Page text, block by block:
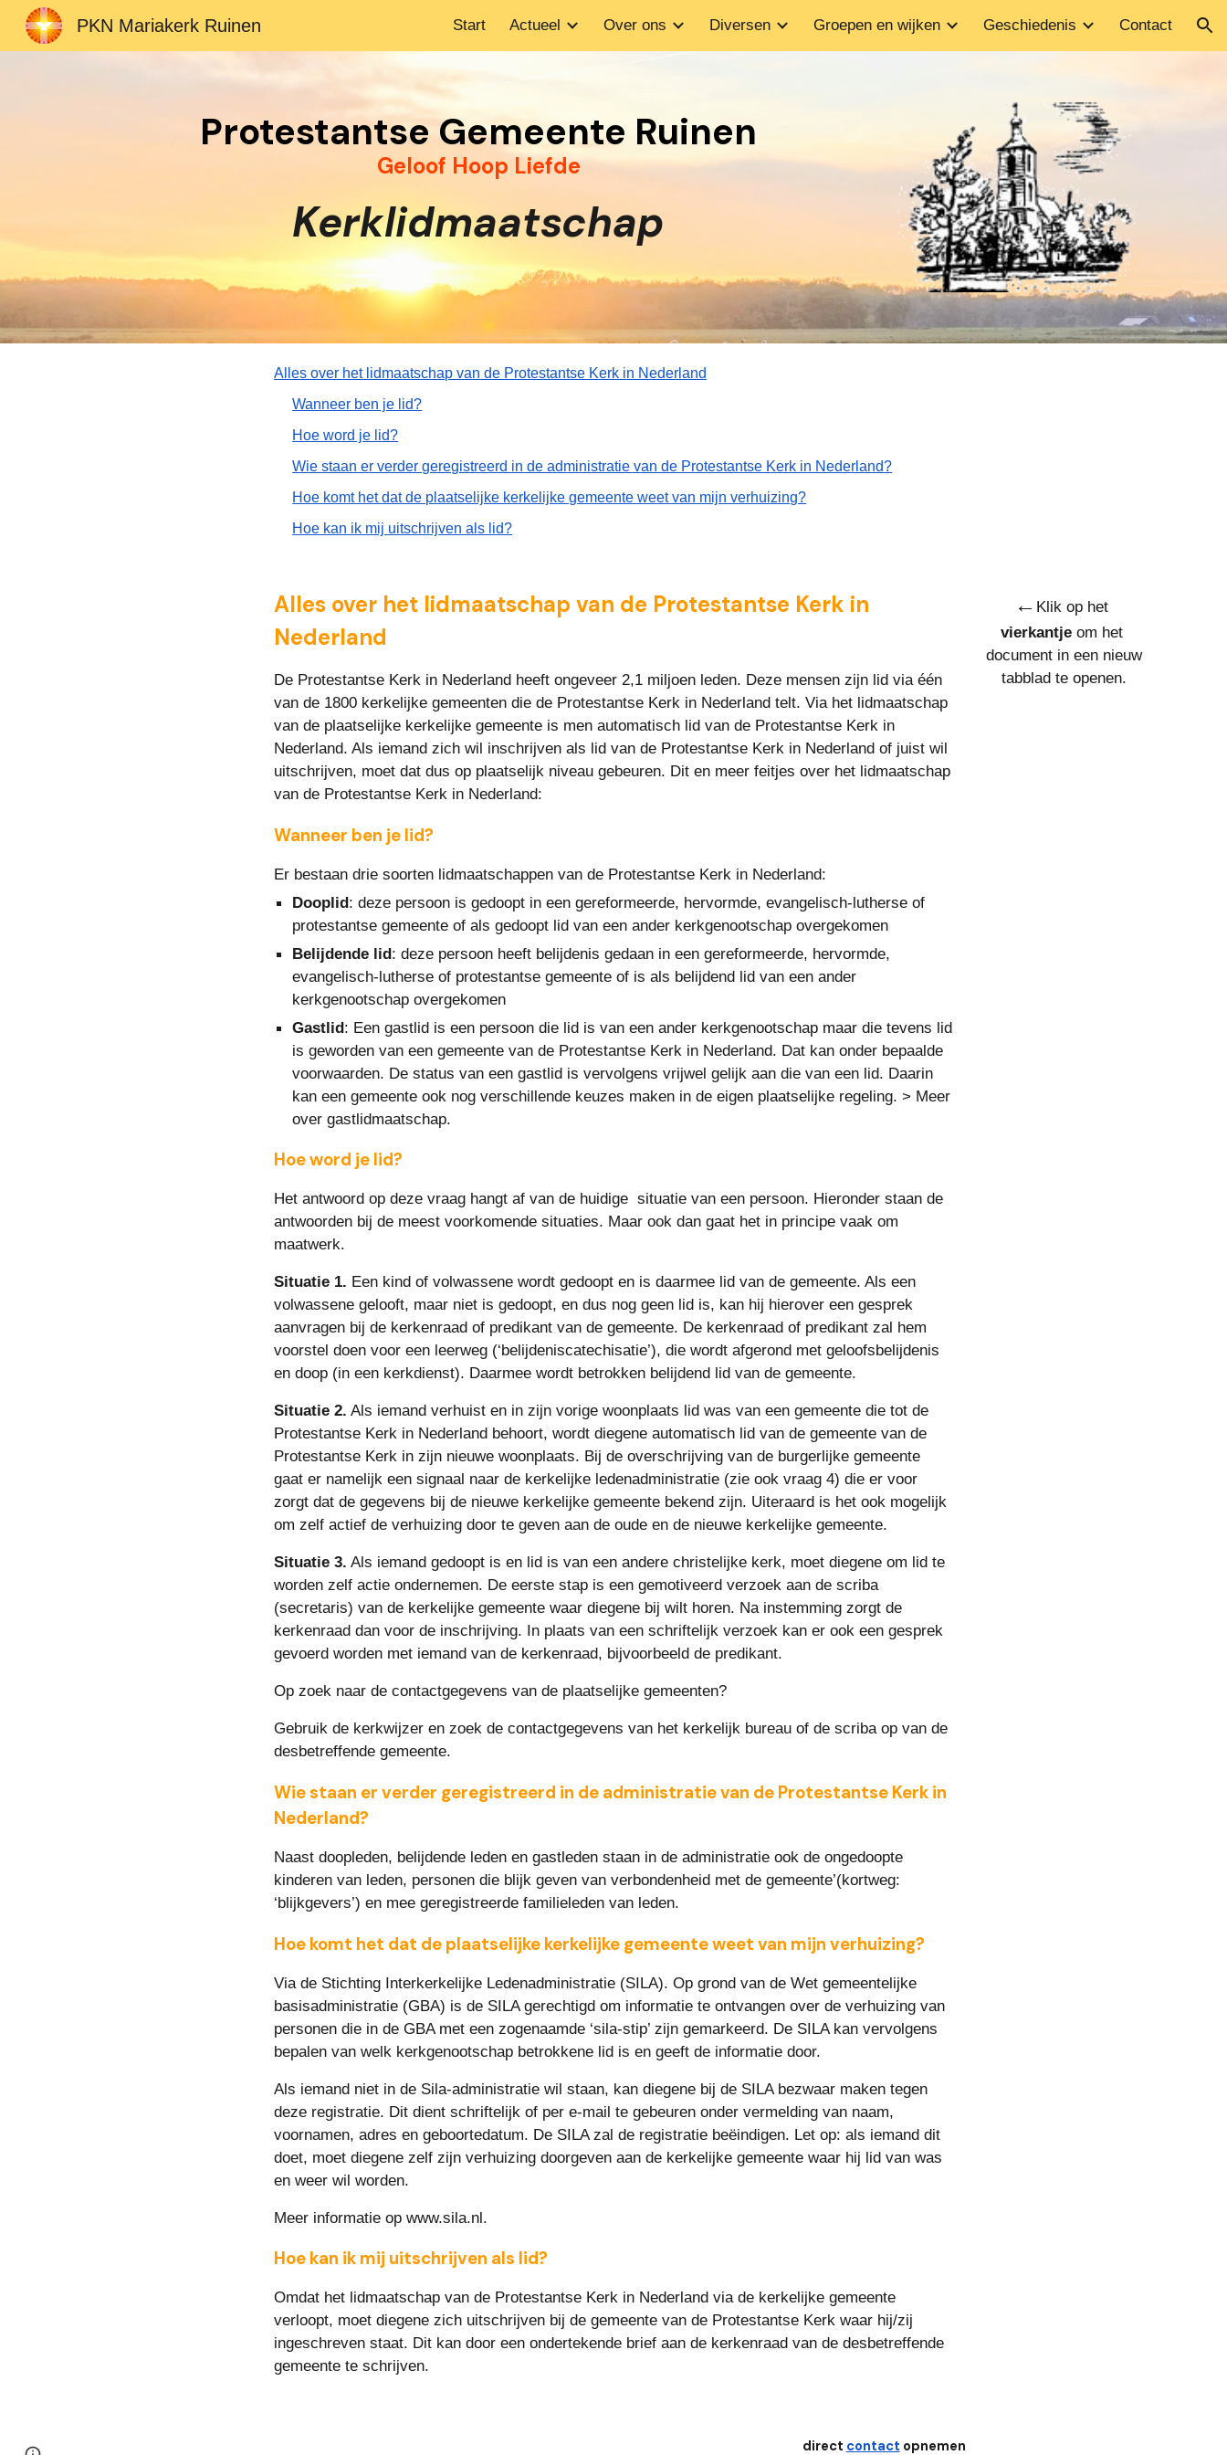
Skip to main content Skip to navigation
PKN Mariakerk Ruinen Start Actueel Over ons Diversen Groepen en wijken Geschiedenis Contact
Protestantse Gemeente Ruinen
Geloof Hoop Liefde
Kerklidmaatschap
Alles over het lidmaatschap van de Protestantse Kerk in Nederland
Wanneer ben je lid?
Hoe word je lid?
Wie staan er verder geregistreerd in de administratie van de Protestantse Kerk in Nederland?
Hoe komt het dat de plaatselijke kerkelijke gemeente weet van mijn verhuizing?
Hoe kan ik mij uitschrijven als lid?
Alles over het lidmaatschap van de Protestantse Kerk in
Nederland
De Protestantse Kerk in Nederland heeft ongeveer 2,1 miljoen leden. Deze mensen zijn lid via één
van de 1800 kerkelijke gemeenten die de Protestantse Kerk in Nederland telt. Via het lidmaatschap
van de plaatselijke kerkelijke gemeente is men automatisch lid van de Protestantse Kerk in
Nederland. Als iemand zich wil inschrijven als lid van de Protestantse Kerk in Nederland of juist wil
uitschrijven, moet dat dus op plaatselijk niveau gebeuren. Dit en meer feitjes over het lidmaatschap
van de Protestantse Kerk in Nederland:
Wanneer ben je lid?
Er bestaan drie soorten lidmaatschappen van de Protestantse Kerk in Nederland:
Dooplid: deze persoon is gedoopt in een gereformeerde, hervormde, evangelisch-lutherse of
protestantse gemeente of als gedoopt lid van een ander kerkgenootschap overgekomen
Belijdende lid: deze persoon heeft belijdenis gedaan in een gereformeerde, hervormde,
evangelisch-lutherse of protestantse gemeente of is als belijdend lid van een ander
kerkgenootschap overgekomen
Gastlid: Een gastlid is een persoon die lid is van een ander kerkgenootschap maar die tevens lid
is geworden van een gemeente van de Protestantse Kerk in Nederland. Dat kan onder bepaalde
voorwaarden. De status van een gastlid is vervolgens vrijwel gelijk aan die van een lid. Daarin
kan een gemeente ook nog verschillende keuzes maken in de eigen plaatselijke regeling. > Meer
over gastlidmaatschap.
Hoe word je lid?
Het antwoord op deze vraag hangt af van de huidige  situatie van een persoon. Hieronder staan de
antwoorden bij de meest voorkomende situaties. Maar ook dan gaat het in principe vaak om
maatwerk.
Situatie 1. Een kind of volwassene wordt gedoopt en is daarmee lid van de gemeente. Als een
volwassene gelooft, maar niet is gedoopt, en dus nog geen lid is, kan hij hierover een gesprek
aanvragen bij de kerkenraad of predikant van de gemeente. De kerkenraad of predikant zal hem
voorstel doen voor een leerweg (‘belijdeniscatechisatie’), die wordt afgerond met geloofsbelijdenis
en doop (in een kerkdienst). Daarmee wordt betrokken belijdend lid van de gemeente.
Situatie 2. Als iemand verhuist en in zijn vorige woonplaats lid was van een gemeente die tot de
Protestantse Kerk in Nederland behoort, wordt diegene automatisch lid van de gemeente van de
Protestantse Kerk in zijn nieuwe woonplaats. Bij de overschrijving van de burgerlijke gemeente
gaat er namelijk een signaal naar de kerkelijke ledenadministratie (zie ook vraag 4) die er voor
zorgt dat de gegevens bij de nieuwe kerkelijke gemeente bekend zijn. Uiteraard is het ook mogelijk
om zelf actief de verhuizing door te geven aan de oude en de nieuwe kerkelijke gemeente.
Situatie 3. Als iemand gedoopt is en lid is van een andere christelijke kerk, moet diegene om lid te
worden zelf actie ondernemen. De eerste stap is een gemotiveerd verzoek aan de scriba
(secretaris) van de kerkelijke gemeente waar diegene bij wilt horen. Na instemming zorgt de
kerkenraad dan voor de inschrijving. In plaats van een schriftelijk verzoek kan er ook een gesprek
gevoerd worden met iemand van de kerkenraad, bijvoorbeeld de predikant.
Op zoek naar de contactgegevens van de plaatselijke gemeenten?
Gebruik de kerkwijzer en zoek de contactgegevens van het kerkelijk bureau of de scriba op van de
desbetreffende gemeente.
Wie staan er verder geregistreerd in de administratie van de Protestantse Kerk in
Nederland?
Naast doopleden, belijdende leden en gastleden staan in de administratie ook de ongedoopte
kinderen van leden, personen die blijk geven van verbondenheid met de gemeente’(kortweg:
‘blijkgevers’) en mee geregistreerde familieleden van leden.
Hoe komt het dat de plaatselijke kerkelijke gemeente weet van mijn verhuizing?
Via de Stichting Interkerkelijke Ledenadministratie (SILA). Op grond van de Wet gemeentelijke
basisadministratie (GBA) is de SILA gerechtigd om informatie te ontvangen over de verhuizing van
personen die in de GBA met een zogenaamde ‘sila-stip’ zijn gemarkeerd. De SILA kan vervolgens
bepalen van welk kerkgenootschap betrokkene lid is en geeft de informatie door.
Als iemand niet in de Sila-administratie wil staan, kan diegene bij de SILA bezwaar maken tegen
deze registratie. Dit dient schriftelijk of per e-mail te gebeuren onder vermelding van naam,
voornamen, adres en geboortedatum. De SILA zal de registratie beëindigen. Let op: als iemand dit
doet, moet diegene zelf zijn verhuizing doorgeven aan de kerkelijke gemeente waar hij lid van was
en weer wil worden.
Meer informatie op www.sila.nl.
Hoe kan ik mij uitschrijven als lid?
Omdat het lidmaatschap van de Protestantse Kerk in Nederland via de kerkelijke gemeente
verloopt, moet diegene zich uitschrijven bij de gemeente van de Protestantse Kerk waar hij/zij
ingeschreven staat. Dit kan door een ondertekende brief aan de kerkenraad van de desbetreffende
gemeente te schrijven.
←
vierkantje om het
document in een nieuw
tabblad te openen.
direct contact opnemen